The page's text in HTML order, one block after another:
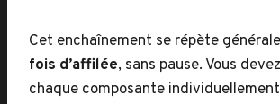
Cet enchaînement se répète
fois d’affilée, sans pause. Vous
chaque composante